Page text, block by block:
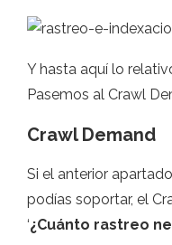
Y hasta aquí lo
Pasemos al Crawl
Crawl Demand
Si el anterior
podías soportar, el
‘¿Cuánto rastreo